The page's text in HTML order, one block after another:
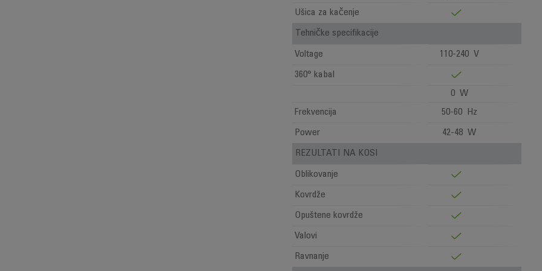
Ušica za kačenje
Tehničke specifikacije
Voltage 110-240 V
360° kabal
0 W
Frekvencija
50-60 Hz
Power 42-48 W
REZULTATI NA KOSI
Oblikovanje
Kovrdže
Opuštene kovrdže
Valovi
Ravnanje